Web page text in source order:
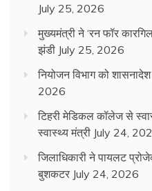
July 25, 2026
मुख्यमंत्री ने ‘रन फॉर
झंडी July 25, 2026
नियोजन विभाग को
2026
टिहरी मेडिकल कॉलेज से
स्वास्थ्य मंत्री July 24,
जिलाधिकारी ने पायलट
बुशकटर July 24, 2026